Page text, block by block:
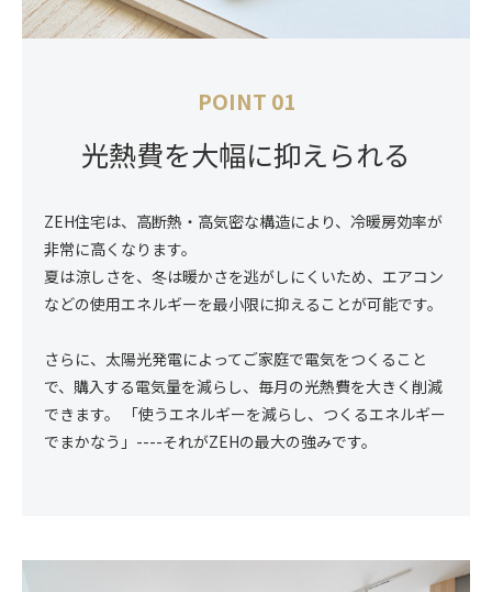
POINT 01
光熱費を大幅に抑えられる
ZEH住宅は、高断熱・高気密な構造により、冷暖房効率が
非常に高くなります。
夏は涼しさを、冬は暖かさを逃がしにくいため、エアコン
などの使用エネルギーを最小限に抑えることが可能です。
さらに、太陽光発電によってご家庭で電気をつくること
で、購入する電気量を減らし、毎月の光熱費を大きく削減
できます。 「使うエネルギーを減らし、つくるエネルギー
でまかなう」----それがZEHの最大の強みです。